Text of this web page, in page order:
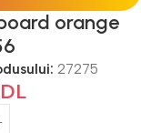
orange
27275